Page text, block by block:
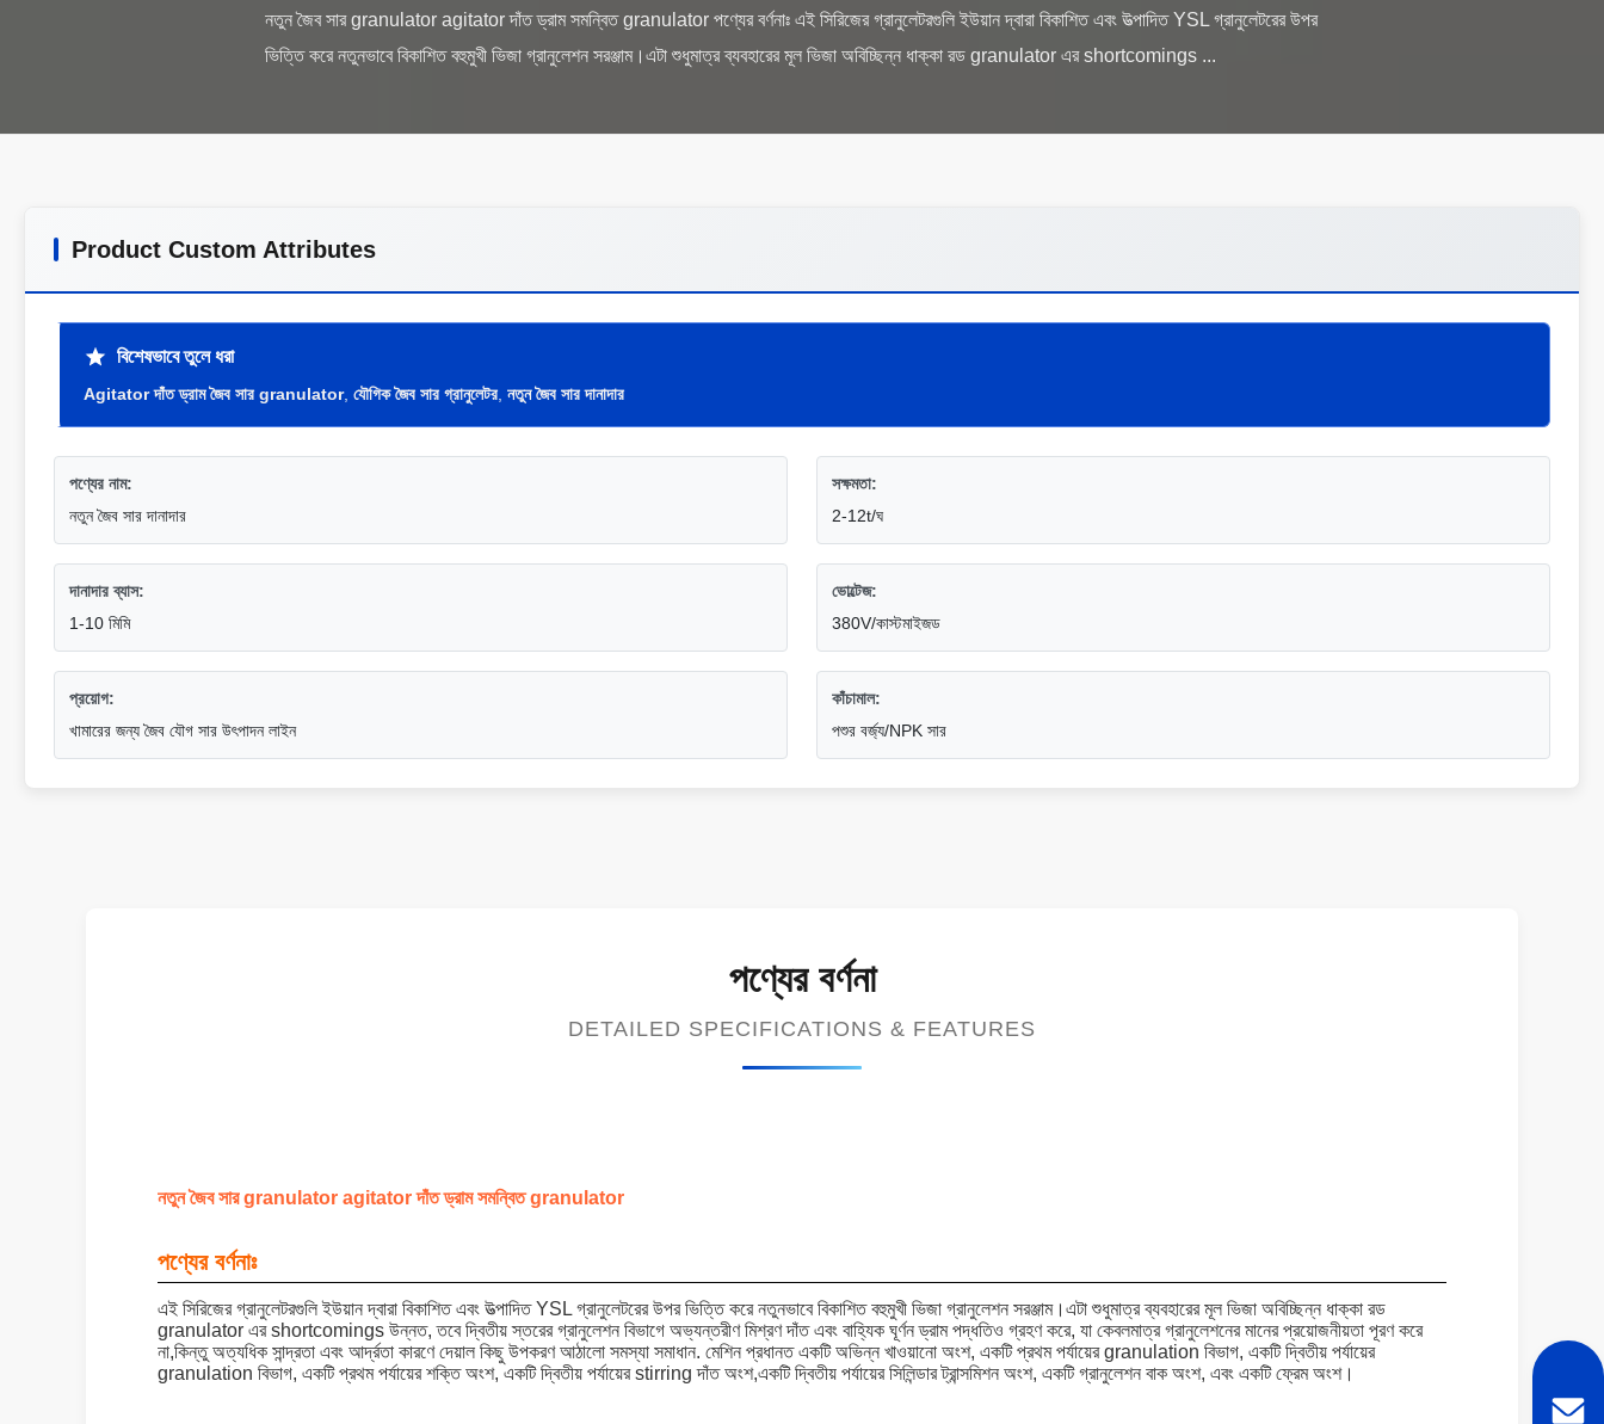
নতুন জৈব সার granulator agitator দাঁত ড্রাম সমন্বিত granulator পণ্যের বর্ণনাঃ এই সিরিজের গ্রানুলেটরগুলি ইউয়ান দ্বারা বিকাশিত এবং উত্পাদিত YSL গ্রানুলেটরের উপর
Product Custom Attributes
বিশেষভাবে তুলে ধরা
Agitator দাঁত ড্রাম জৈব সার granulator, যৌগিক জৈব সার গ্রানুলেটর, নতুন জৈব সার দানাদার
পণ্যের নাম:
নতুন জৈব সার দানাদার
সক্ষমতা:
2-12t/ঘ
দানাদার ব্যাস:
1-10 মিমি
ভোল্টেজ:
380V/কাস্টমাইজড
প্রয়োগ:
খামারের জন্য জৈব যৌগ সার উৎপাদন লাইন
কাঁচামাল:
পশুর বর্জ্য/NPK সার
পণ্যের বর্ণনা
DETAILED SPECIFICATIONS & FEATURES
নতুন জৈব সার granulator agitator দাঁত ড্রাম সমন্বিত granulator
পণ্যের বর্ণনাঃ
এই সিরিজের গ্রানুলেটরগুলি ইউয়ান দ্বারা বিকাশিত এবং উত্পাদিত YSL গ্রানুলেটরের উপর ভিত্তি করে নতুনভাবে বিকাশিত বহুমুখী ভিজা গ্রানুলেশন সরঞ্জাম।এটা শুধুমাত্র ব্যবহারের মূল ভিজা অবিচ্ছিন্ন ধাক্কা রড
granulator এর shortcomings উন্নত, তবে দ্বিতীয় স্তরের গ্রানুলেশন বিভাগে অভ্যন্তরীণ মিশ্রণ দাঁত এবং বাহ্যিক ঘূর্ণন ড্রাম পদ্ধতিও গ্রহণ করে, যা কেবলমাত্র গ্রানুলেশনের মানের প্রয়োজনীয়তা পূরণ করে
না,কিন্তু অত্যধিক সান্দ্রতা এবং আর্দ্রতা কারণে দেয়াল কিছু উপকরণ আঠালো সমস্যা সমাধান. মেশিন প্রধানত একটি অভিন্ন খাওয়ানো অংশ, একটি প্রথম পর্যায়ের granulation বিভাগ, একটি দ্বিতীয় পর্যায়ের
granulation বিভাগ, একটি প্রথম পর্যায়ের শক্তি অংশ, একটি দ্বিতীয় পর্যায়ের stirring দাঁত অংশ,একটি দ্বিতীয় পর্যায়ের সিলিন্ডার ট্রান্সমিশন অংশ, একটি গ্রানুলেশন বাক অংশ, এবং একটি ফ্রেম অংশ।